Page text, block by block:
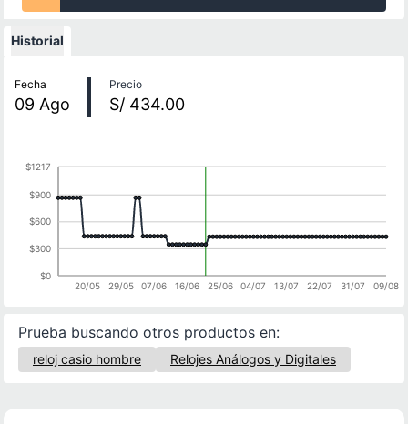
Historial
Fecha
09 Ago
Precio
S/ 434.00
20/05 29/05 07/06 16/06 25/06 04/07 13/07 22/07 31/07 09/08
$0
$300
$600
$900
$1217
Prueba buscando otros productos en:
reloj casio hombre Relojes Análogos y Digitales